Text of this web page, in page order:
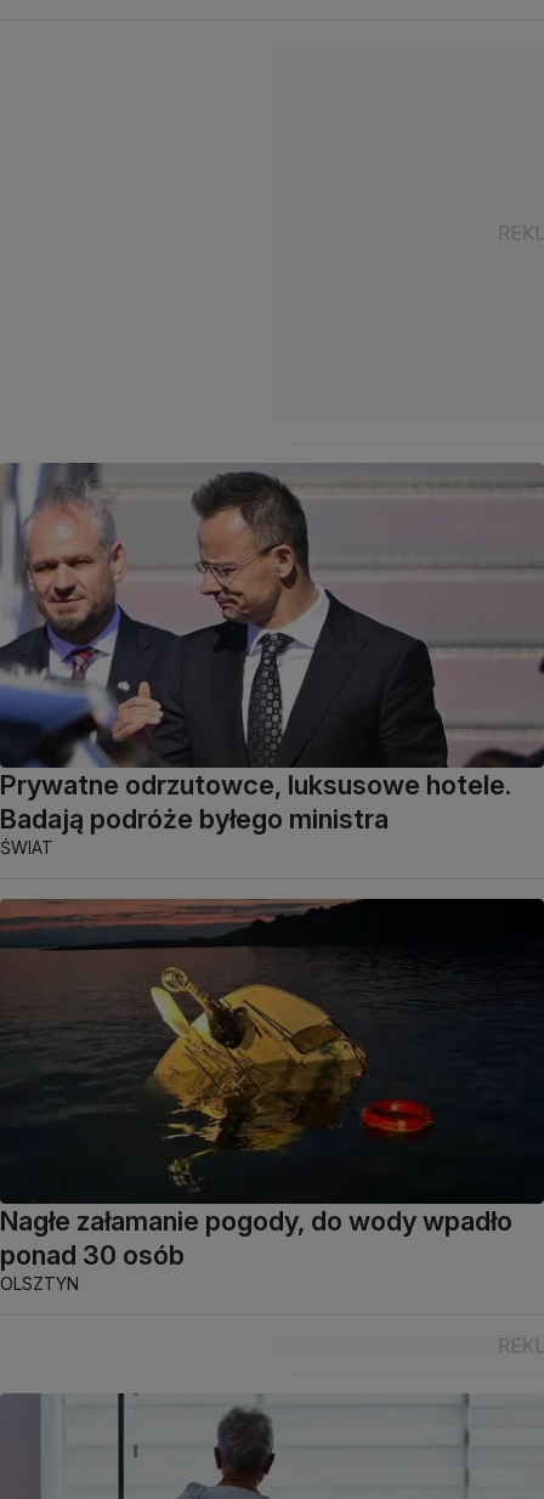
Prywatne odrzutowce, luksusowe hotele.
Badają podróże byłego ministra
ŚWIAT
Nagłe załamanie pogody, do wody wpadło
ponad 30 osób
OLSZTYN